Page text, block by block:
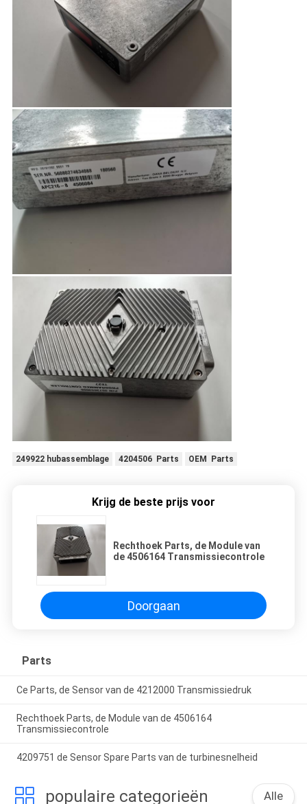
249922 hubassemblage 4204506 Parts OEM Parts
Krijg de beste prijs voor
Rechthoek Parts, de Module van
de 4506164 Transmissiecontrole
Doorgaan
Parts
Ce Parts, de Sensor van de 4212000 Transmissiedruk
Rechthoek Parts, de Module van de 4506164
Transmissiecontrole
4209751 de Sensor Spare Parts van de turbinesnelheid
populaire categorieën Alle